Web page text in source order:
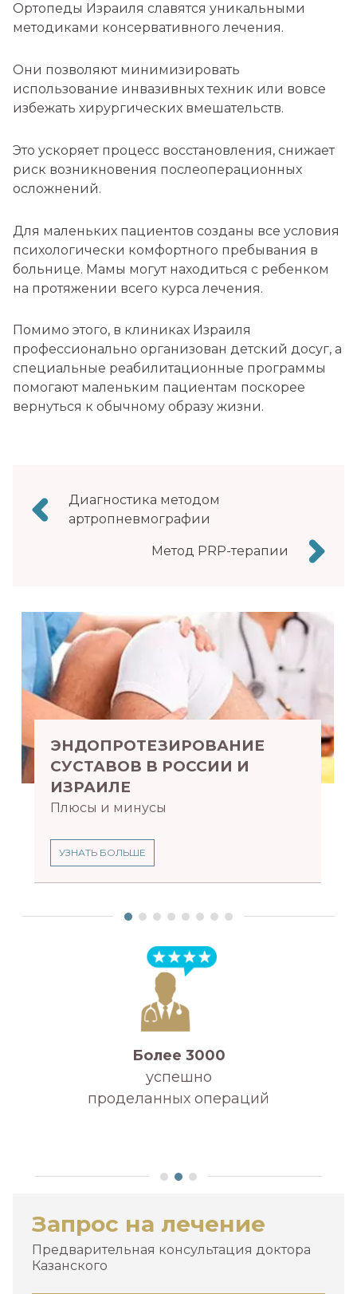
Ортопеды Израиля славятся уникальными
методиками консервативного лечения.
Они позволяют минимизировать
использование инвазивных техник или вовсе
избежать хирургических вмешательств.
Это ускоряет процесс восстановления, снижает
риск возникновения послеоперационных
осложнений.
Для маленьких пациентов созданы все условия
психологически комфортного пребывания в
больнице. Мамы могут находиться с ребенком
на протяжении всего курса лечения.
Помимо этого, в клиниках Израиля
профессионально организован детский досуг, а
специальные реабилитационные программы
помогают маленьким пациентам поскорее
вернуться к обычному образу жизни.
Навигация
по
Диагностика методом
артропневмографии
Метод PRP-терапии
ЭНДОПРОТЕЗИРОВАНИЕ
СУСТАВОВ В РОССИИ И
ИЗРАИЛЕ
Плюсы и минусы
УЗНАТЬ БОЛЬШЕ
Более 3000
успешно
проделанных операций
Запрос на лечение
Предварительная консультация доктора
Казанского